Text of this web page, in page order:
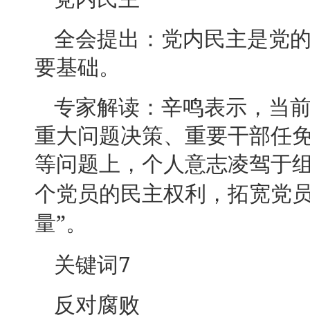
全会提出：党内民主是党
要基础。
专家解读：辛鸣表示，当
重大问题决策、重要干部任
等问题上，个人意志凌驾于
个党员的民主权利，拓宽党
量”。
关键词7
反对腐败